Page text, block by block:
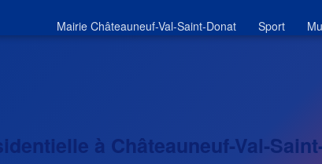
Mairie Châteauneuf-Val-Saint-Donat Sport
à Châteauneuf-Val-